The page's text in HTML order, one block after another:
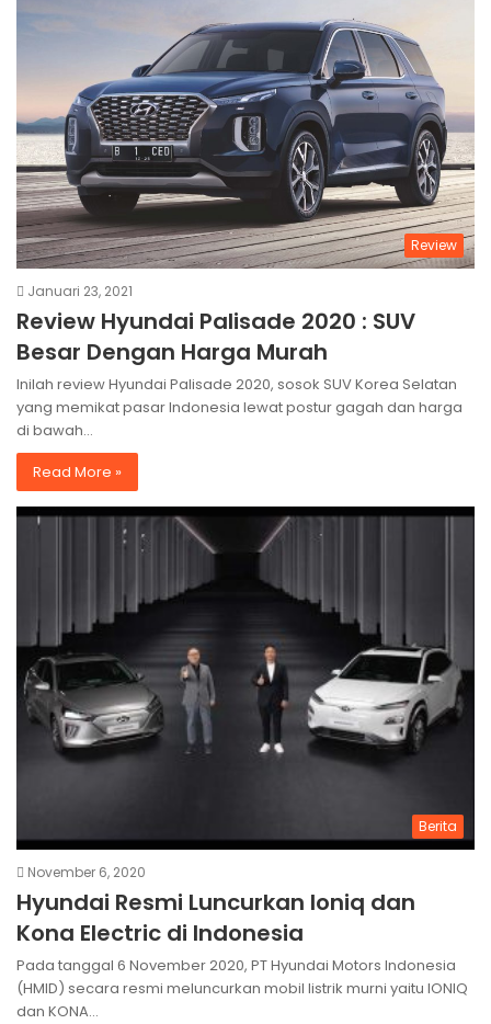
Review
Januari 23, 2021
Review Hyundai Palisade 2020 : SUV
Besar Dengan Harga Murah
Inilah review Hyundai Palisade 2020, sosok SUV Korea Selatan
yang memikat pasar Indonesia lewat postur gagah dan harga
di bawah…
Read More »
Berita
November 6, 2020
Hyundai Resmi Luncurkan Ioniq dan
Kona Electric di Indonesia
Pada tanggal 6 November 2020, PT Hyundai Motors Indonesia
(HMID) secara resmi meluncurkan mobil listrik murni yaitu IONIQ
dan KONA…